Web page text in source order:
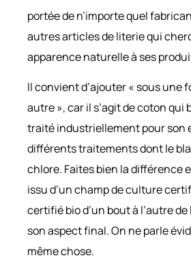
portée de n’importe quel
autres articles de literie qui
apparence naturelle à ses
Il convient d’ajouter « sous une
autre », car il s’agit de coton qui
traité industriellement pour son
différents traitements dont le
chlore. Faites bien la différence
issu d’un champ de culture
certifié bio d’un bout à l’autre
son aspect final. On ne parle
même chose.